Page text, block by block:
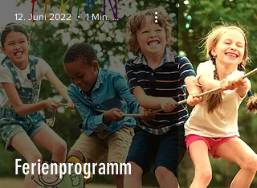
Ferienprogramm
12. Juni 2022 1 Min. Lesezeit